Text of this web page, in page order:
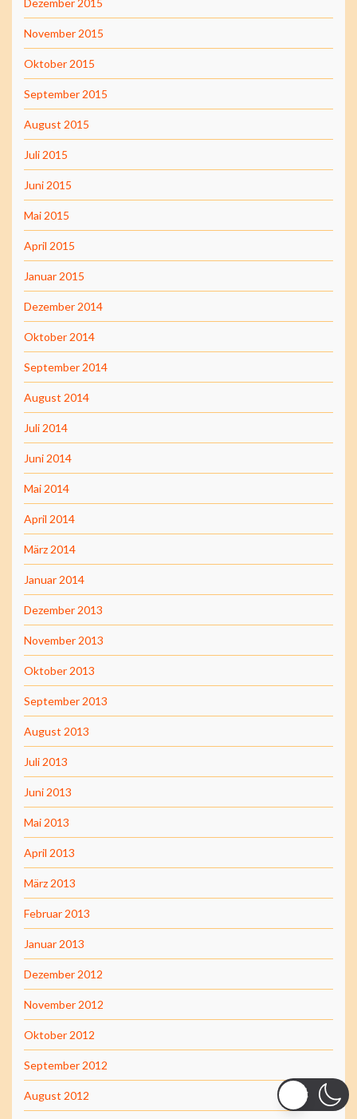
November 2015
Oktober 2015
September 2015
August 2015
Juli 2015
Juni 2015
Mai 2015
April 2015
Januar 2015
Dezember 2014
Oktober 2014
September 2014
August 2014
Juli 2014
Juni 2014
Mai 2014
April 2014
März 2014
Januar 2014
Dezember 2013
November 2013
Oktober 2013
September 2013
August 2013
Juli 2013
Juni 2013
Mai 2013
April 2013
März 2013
Februar 2013
Januar 2013
Dezember 2012
November 2012
Oktober 2012
September 2012
August 2012